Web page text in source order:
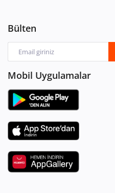
Bülten
Mobil Uygulamalar